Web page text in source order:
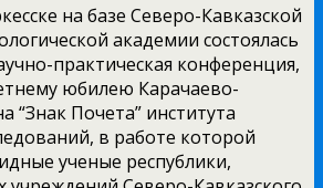
на базе Северо-Кавказской
академии состоялась
практическая конференция,
юбилею Карачаево-
“Знак Почета” института
в работе которой
ученые республики,